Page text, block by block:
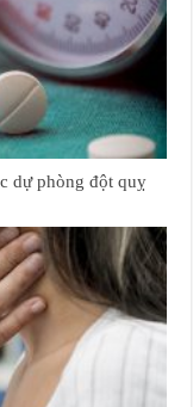
dự phòng đột quỵ